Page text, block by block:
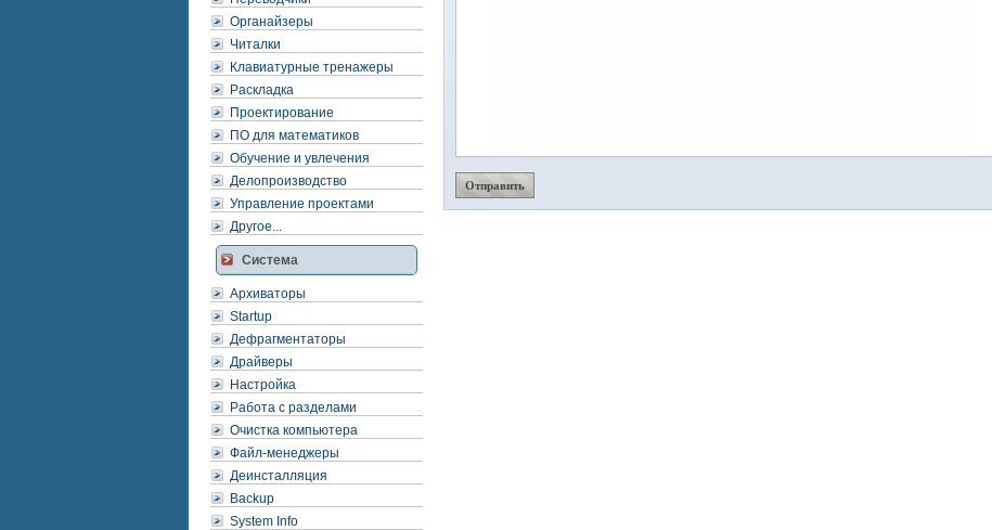
Органайзеры
Читалки
Клавиатурные тренажеры
Раскладка
Проектирование
ПО для математиков
Обучение и увлечения
Делопроизводство
Управление проектами
Другое...
Система
Архиваторы
Startup
Дефрагментаторы
Драйверы
Настройка
Работа с разделами
Очистка компьютера
Файл-менеджеры
Деинсталляция
Backup
System Info